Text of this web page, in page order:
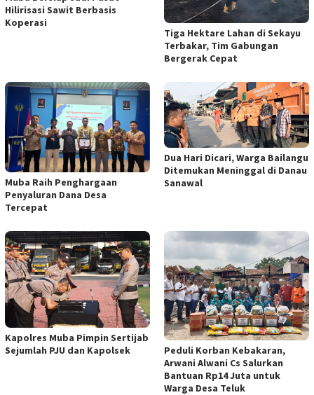
Hilirisasi Sawit Berbasis
Koperasi
Tiga Hektare Lahan di Sekayu
Terbakar, Tim Gabungan
Bergerak Cepat
Muba Raih Penghargaan
Penyaluran Dana Desa
Tercepat
Dua Hari Dicari, Warga Bailangu
Ditemukan Meninggal di Danau
Sanawal
Kapolres Muba Pimpin Sertijab
Sejumlah PJU dan Kapolsek
Peduli Korban Kebakaran,
Arwani Alwani Cs Salurkan
Bantuan Rp14 Juta untuk
Warga Desa Teluk